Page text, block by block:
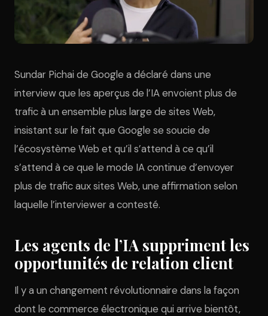
Sundar Pichai de Google a déclaré dans une
interview que les aperçus de l’IA envoient plus de
trafic à un ensemble plus large de sites Web,
insistant sur le fait que Google se soucie de
l’écosystème Web et qu’il s’attend à ce qu’il
s’attend à ce que le mode IA continue d’envoyer
plus de trafic aux sites Web, une affirmation selon
laquelle l’interviewer a contesté.
Les agents de l’IA suppriment les
opportunités de relation client
Il y a un changement révolutionnaire dans la façon
dont le commerce électronique qui arrive bientôt,